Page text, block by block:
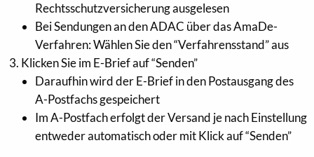
Rechtsschutzversicherung ausgelesen
Bei Sendungen an den ADAC über das AmaDe-
Verfahren: Wählen Sie den “Verfahrensstand” aus
Klicken Sie im E-Brief auf “Senden”
Daraufhin wird der E-Brief in den Postausgang des
A-Postfachs gespeichert
Im A-Postfach erfolgt der Versand je nach Einstellung
entweder automatisch oder mit Klick auf “Senden”